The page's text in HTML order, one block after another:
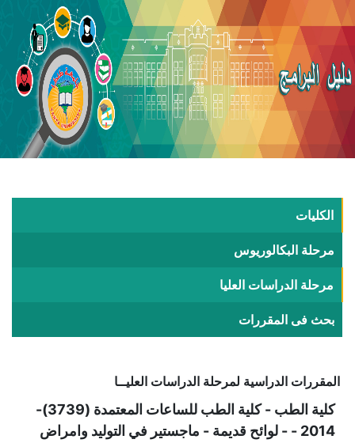
الكليات
مرحلة البكالوريوس
مرحلة الدراسات العليا
بحث فى المقررات
المقررات الدراسية لمرحلة الدراسات العليــا
كلية الطب - كلية الطب للساعات المعتمدة (3739)-
2014 - - لوائح قديمة - ماجستير في التوليد وامراض